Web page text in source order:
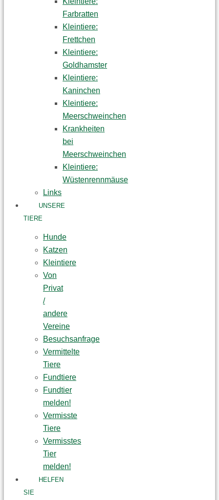
Farbratten
Kleintiere:
Frettchen
Kleintiere:
Goldhamster
Kleintiere:
Kaninchen
Kleintiere:
Meerschweinchen
Krankheiten
bei
Meerschweinchen
Kleintiere:
Wüstenrennmäuse
Links
UNSERE
TIERE
Hunde
Katzen
Kleintiere
Von
Privat
/
andere
Vereine
Besuchsanfrage
Vermittelte
Tiere
Fundtiere
Fundtier
melden!
Vermisste
Tiere
Vermisstes
Tier
melden!
HELFEN
SIE